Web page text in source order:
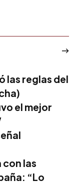
las reglas del
el mejor
con las
“Lo